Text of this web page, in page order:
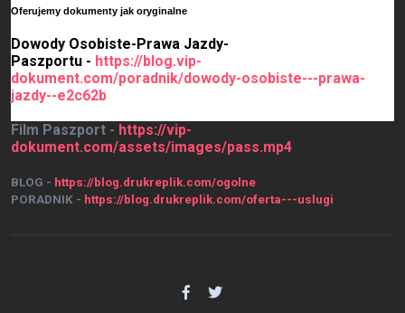
Oferujemy dokumenty jak oryginalne
Dowody Osobiste-Prawa Jazdy-
Paszportu - https://blog.vip-
dokument.com/poradnik/dowody-osobiste---prawa-
jazdy--e2c62b
Film Paszport - https://vip-
dokument.com/assets/images/pass.mp4
BLOG - https://blog.drukreplik.com/ogolne
PORADNIK - https://blog.drukreplik.com/oferta---uslugi